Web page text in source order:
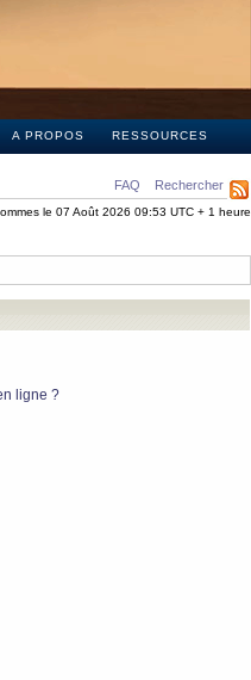
A PROPOS RESSOURCES
FAQ Rechercher
le 07 Août 2026 09:53 UTC + 1 heure
ligne ?